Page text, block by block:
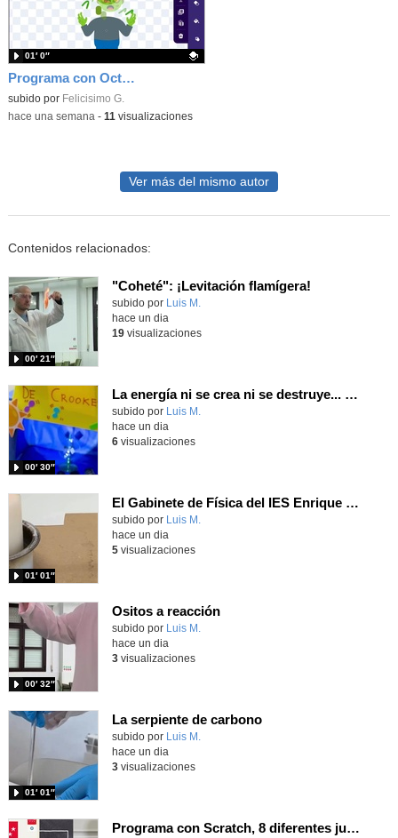
Programa con OctoStudio, un juego homenajeando al House of the dead con Zombies
Contenido educativo.
subido por Felicisimo G.
01′ 0″
-hace una semana - 11 visualizaciones
Ver más del mismo autor
Contenidos relacionados:
"Coheté": ¡Levitación flamígera!
Contenido educativo.
subido por Luis M.
00′ 21″
hace un dia
19visualizaciones
La energía ni se crea ni se destruye... ¡se experimenta! El Tierno en la Feria Madrid es Ciencia 2026
Contenido educativo.
subido por Luis M.
00′ 30″
hace un dia
6visualizaciones
El Gabinete de Física del IES Enrique Tierno Galván de Parla (Curso 25-26)
Contenido educativo.
subido por Luis M.
01′ 01″
hace un dia
5visualizaciones
Ositos a reacción
Contenido educativo.
subido por Luis M.
00′ 32″
hace un dia
3visualizaciones
La serpiente de carbono
Contenido educativo.
subido por Luis M.
01′ 01″
hace un dia
3visualizaciones
Programa con Scratch, 8 diferentes juegos para vivir la emoción de los partidos de España en el mundial 2026